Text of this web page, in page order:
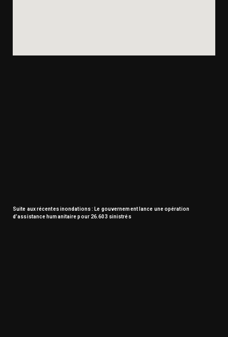
Suite aux récentes inondations : Le gouvernement lance une opération
d’assistance humanitaire pour 26.603 sinistrés